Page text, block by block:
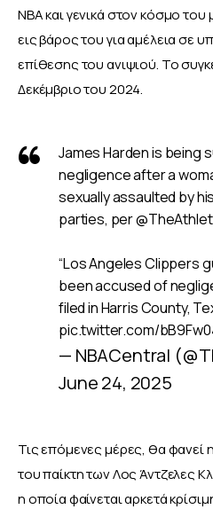
NBA και γενικά στον κόσμο του
εις βάρος του για αμέλεια σε
επίθεσης του ανιψιού. Το
Δεκέμβριο του 2024.
James Harden is being
negligence after a
sexually assaulted by
parties, per
“Los Angeles Clippers
been accused of
filed in Harris County,
pic.twitter.com/
— NBACentral
June 24, 2025
Τις επόμενες μέρες, θα
του παίκτη των Λος Άντζελες
η οποία φαίνεται αρκετά